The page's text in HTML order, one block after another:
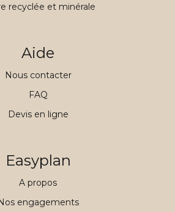
recyclée et minérale
Aide
Nous contacter
FAQ
Devis en ligne
Easyplan
A propos
engagements